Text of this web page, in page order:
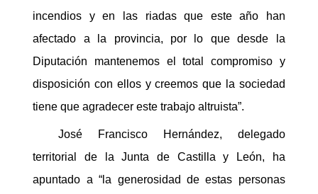
incendios y en las riadas que este año han
afectado a la provincia, por lo que desde la
Diputación mantenemos el total compromiso y
disposición con ellos y creemos que la sociedad
tiene que agradecer este trabajo altruista”.
José Francisco Hernández, delegado
territorial de la Junta de Castilla y León, ha
apuntado a “la generosidad de estas personas